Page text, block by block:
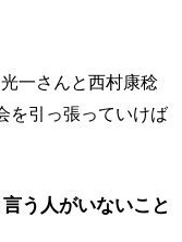
一さんと西村康稔
を引っ張っていけば
う人がいないこと